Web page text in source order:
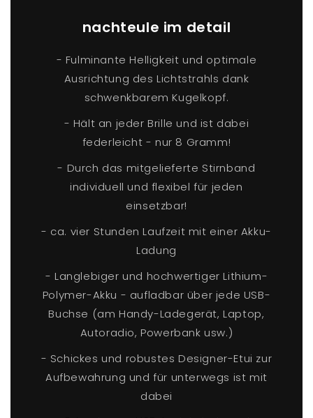
nachteule im detail
- Fulminante Helligkeit und optimale
Ausrichtung des Lichtstrahls dank
schwenkbarem Kugelkopf.
- Hält an jeder Brille und ist dabei
federleicht - nur 8 Gramm!
- Durch das mitgelieferte Stirnband
individuell und flexibel für jeden
einsetzbar!
- ca. vier Stunden Laufzeit mit einer Akku-
Ladung
- Langlebiger und hochwertiger Lithium-
Polymer-Akku - aufladbar über jede USB-
Buchse (am Handy-Ladegerät, Laptop,
Autoradio, Powerbank usw.)
- Schickes und robustes Designer-Etui zur
Aufbewahrung und für unterwegs ist mit
dabei